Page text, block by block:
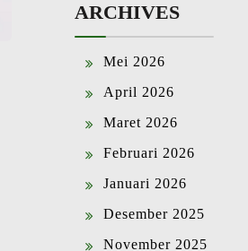
ARCHIVES
Mei 2026
April 2026
Maret 2026
Februari 2026
Januari 2026
Desember 2025
November 2025